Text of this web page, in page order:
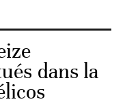
dans la